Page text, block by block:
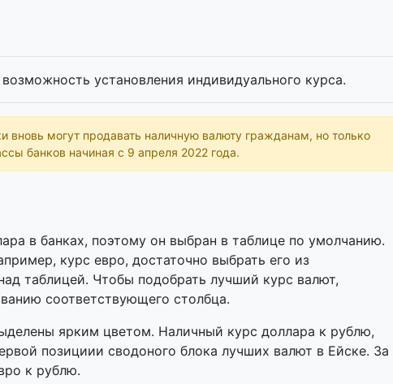
установления индивидуального курса.
вновь могут продавать наличную валюту гражданам, но только
банков начиная с 9 апреля 2022 года.
в банках, поэтому он выбран в таблице по умолчанию.
курс евро, достаточно выбрать его из
таблицей. Чтобы подобрать лучший курс валют,
соответствующего столбца.
ярким цветом. Наличный курс доллара к рублю,
позициии сводоного блока лучших валют в Ейске. За
к рублю.